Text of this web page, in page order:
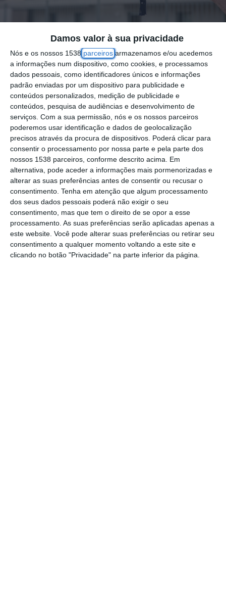
Damos valor à sua privacidade
Nós e os nossos 1538 parceiros armazenamos e/ou acedemos
a informações num dispositivo, como cookies, e processamos
dados pessoais, como identificadores únicos e informações
padrão enviadas por um dispositivo para publicidade e
conteúdos personalizados, medição de publicidade e
conteúdos, pesquisa de audiências e desenvolvimento de
serviços. Com a sua permissão, nós e os nossos parceiros
poderemos usar identificação e dados de geolocalização
precisos através da procura de dispositivos. Poderá clicar para
consentir o processamento por nossa parte e pela parte dos
nossos 1538 parceiros, conforme descrito acima. Em
alternativa, pode aceder a informações mais pormenorizadas e
alterar as suas preferências antes de consentir ou recusar o
consentimento. Tenha em atenção que algum processamento
dos seus dados pessoais poderá não exigir o seu
consentimento, mas que tem o direito de se opor a esse
processamento. As suas preferências serão aplicadas apenas a
este website. Você pode alterar suas preferências ou retirar seu
consentimento a qualquer momento voltando a este site e
clicando no botão "Privacidade" na parte inferior da página.
A prestação da casa paga ao banco volta a
descer em novembro nos contratos de taxa
variável, com destaque para o prazo a 12
meses, que apresenta um decréscimo de
130 euros face à última revisão.
As simulações para a Lusa da
Deco/Dinheiro&Direitos consideram um
cenário com um financiamento de 150.000
euros a 30 anos.
Os clientes com contratos de crédito
indexados à Euribor a seis meses vão pagar